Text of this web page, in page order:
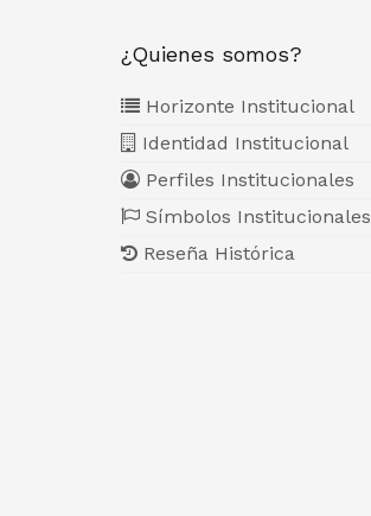
¿Quienes somos?
Horizonte Institucional
Identidad Institucional
Perfiles Institucionales
Símbolos Institucionales
Reseña Histórica